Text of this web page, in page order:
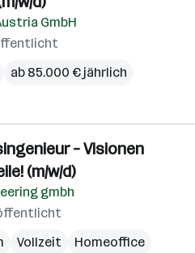
GmbH
ab 85.000 € jährlich
– Visionen
(m/w/d)
gmbh
Vollzeit
Homeoffice